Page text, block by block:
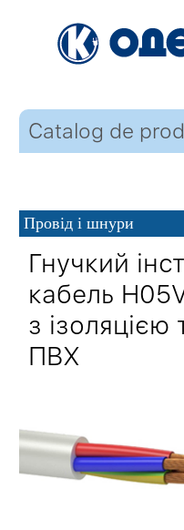
Catalog de
Провід і шнури
Гнучкий
кабель
з
ПВХ